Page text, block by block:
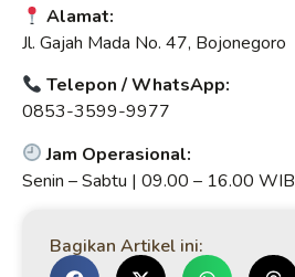
Alamat:
Jl. Gajah Mada No. 47, Bojonegoro
Telepon / WhatsApp:
0853-3599-9977
Jam Operasional:
Senin – Sabtu | 09.00 – 16.00 WIB
Bagikan Artikel ini: